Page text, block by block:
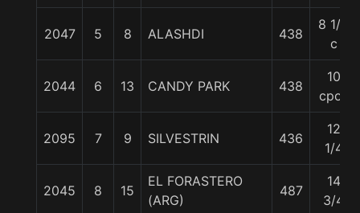
2047 5 8 ALASHDI 438
8 1/2
c
2044 6 13 CANDY PARK 438
10
cpos
2095 7 9 SILVESTRIN 436
12
1/4
2045 8 15
EL FORASTERO
(ARG)
487
14
3/4